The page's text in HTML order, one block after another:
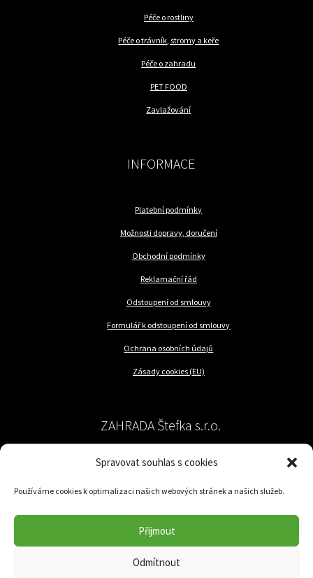
Spravovat souhlas s cookies
Používáme cookies k optimalizaci našich webových stránek a našich služeb.
Přijmout
Odmítnout
Péče o rostliny
Péče o trávník, stromy a keře
Péče o zahradu
PET FOOD
Zavlažování
INFORMACE
Platební podmínky
Možnosti dopravy, doručení
Obchodní podmínky
Reklamační řád
Odstoupení od smlouvy
Formulář k odstoupení od smlouvy
Ochrana osobních údajů
Zásady cookies (EU)
ZAHRADA Štefka s.r.o.
779 00 Olomouc-Nedvězí
IČ: 05049831
DIČ: CZ05049831